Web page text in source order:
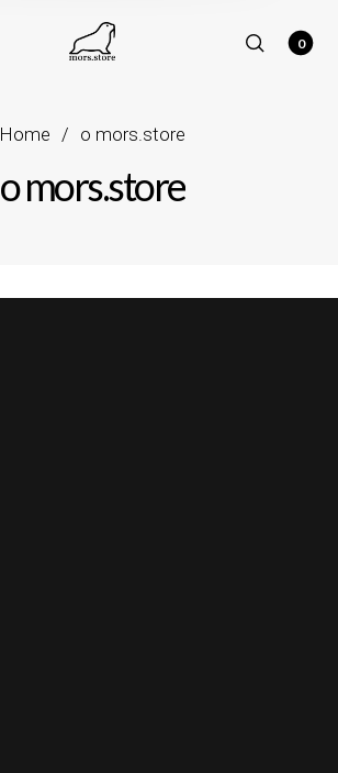
0
Home / o mors.store
o mors.store